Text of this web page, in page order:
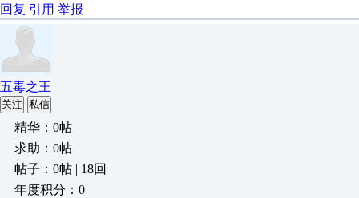
回复 引用 举报
五毒之王
关注 私信
精华：0帖
求助：0帖
帖子：0帖 | 18回
年度积分：0